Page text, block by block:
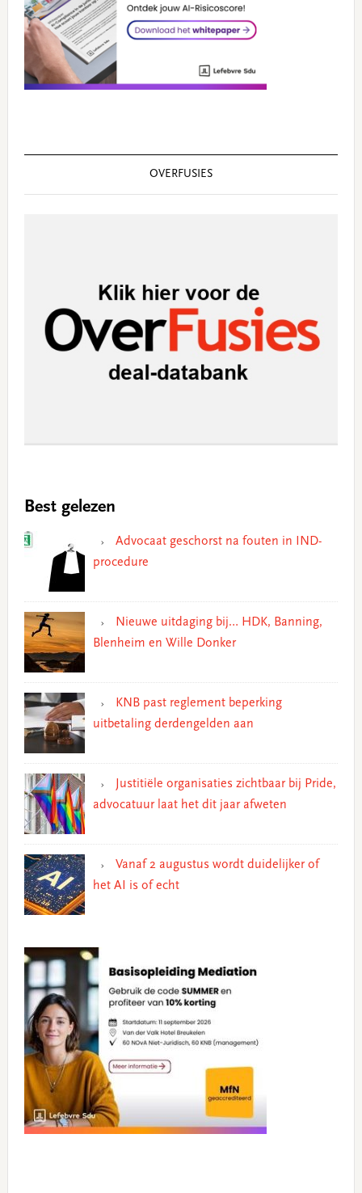
OVERFUSIES
Best gelezen
Advocaat geschorst na fouten in IND-
procedure
Nieuwe uitdaging bij… HDK, Banning,
Blenheim en Wille Donker
KNB past reglement beperking
uitbetaling derdengelden aan
Justitiële organisaties zichtbaar bij Pride,
advocatuur laat het dit jaar afweten
Vanaf 2 augustus wordt duidelijker of
het AI is of echt